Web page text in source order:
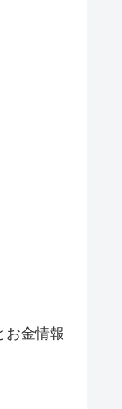
お金情報